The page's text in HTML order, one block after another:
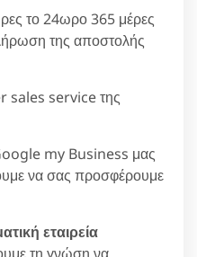
το 24ωρο 365 μέρες
της αποστολής
sales service της
my Business μας
να σας προσφέρουμε
εταιρεία